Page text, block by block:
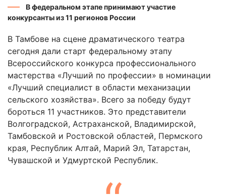
В федеральном этапе принимают участие
конкурсанты из 11 регионов России
В Тамбове на сцене драматического театра
сегодня дали старт федеральному этапу
Всероссийского конкурса профессионального
мастерства «Лучший по профессии» в номинации
«Лучший специалист в области механизации
сельского хозяйства». Всего за победу будут
бороться 11 участников. Это представители
Волгоградской, Астраханской, Владимирской,
Тамбовской и Ростовской областей, Пермского
края, Республик Алтай, Марий Эл, Татарстан,
Чувашской и Удмуртской Республик.